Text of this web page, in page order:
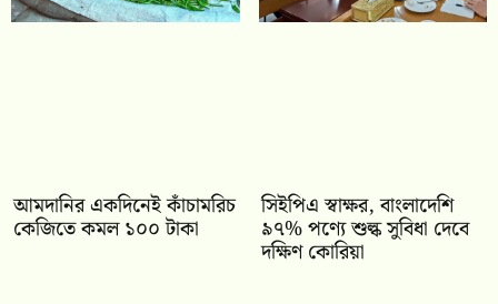
আমদানির একদিনেই কাঁচামরিচ
কেজিতে কমল ১০০ টাকা
সিইপিএ স্বাক্ষর, বাংলাদেশি
৯৭% পণ্যে শুল্ক সুবিধা দেবে
দক্ষিণ কোরিয়া